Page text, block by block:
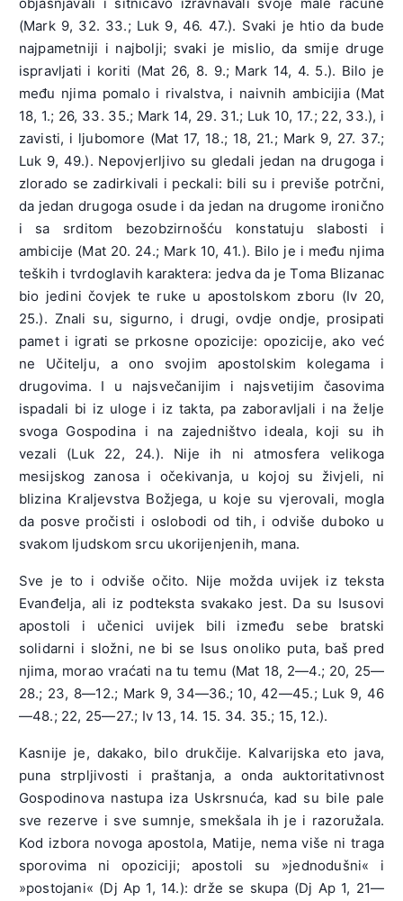
(Mark 9, 32. 33.; Luk 9, 46. 47.). Svaki je htio da bude
najpametniji i najbolji; svaki je mislio, da smije druge
ispravljati i koriti (Mat 26, 8. 9.; Mark 14, 4. 5.). Bilo je
među njima pomalo i rivalstva, i naivnih ambicijia (Mat
18, 1.; 26, 33. 35.; Mark 14, 29. 31.; Luk 10, 17.; 22, 33.), i
zavisti, i ljubomore (Mat 17, 18.; 18, 21.; Mark 9, 27. 37.;
Luk 9, 49.). Nepovjerljivo su gledali jedan na drugoga i
zlorado se zadirkivali i peckali: bili su i previše potrčni,
da jedan drugoga osude i da jedan na drugome ironično
i sa srditom bezobzirnošću konstatuju slabosti i
ambicije (Mat 20. 24.; Mark 10, 41.). Bilo je i među njima
teških i tvrdoglavih karaktera: jedva da je Toma Blizanac
bio jedini čovjek te ruke u apostolskom zboru (Iv 20,
25.). Znali su, sigurno, i drugi, ovdje ondje, prosipati
pamet i igrati se prkosne opozicije: opozicije, ako već
ne Učitelju, a ono svojim apostolskim kolegama i
drugovima. I u najsvečanijim i najsvetijim časovima
ispadali bi iz uloge i iz takta, pa zaboravljali i na želje
svoga Gospodina i na zajedništvo ideala, koji su ih
vezali (Luk 22, 24.). Nije ih ni atmosfera velikoga
mesijskog zanosa i očekivanja, u kojoj su živjeli, ni
blizina Kraljevstva Božjega, u koje su vjerovali, mogla
da posve pročisti i oslobodi od tih, i odviše duboko u
svakom ljudskom srcu ukorijenjenih, mana.
Sve je to i odviše očito. Nije možda uvijek iz teksta
Evanđelja, ali iz podteksta svakako jest. Da su Isusovi
apostoli i učenici uvijek bili između sebe bratski
solidarni i složni, ne bi se Isus onoliko puta, baš pred
njima, morao vraćati na tu temu (Mat 18, 2—4.; 20, 25—
28.; 23, 8—12.; Mark 9, 34—36.; 10, 42—45.; Luk 9, 46
—48.; 22, 25—27.; Iv 13, 14. 15. 34. 35.; 15, 12.).
Kasnije je, dakako, bilo drukčije. Kalvarijska eto java,
puna strpljivosti i praštanja, a onda auktoritativnost
Gospodinova nastupa iza Uskrsnuća, kad su bile pale
sve rezerve i sve sumnje, smekšala ih je i razoružala.
Kod izbora novoga apostola, Matije, nema više ni traga
sporovima ni opoziciji; apostoli su »jednodušni« i
»postojani« (Dj Ap 1, 14.): drže se skupa (Dj Ap 1, 21—